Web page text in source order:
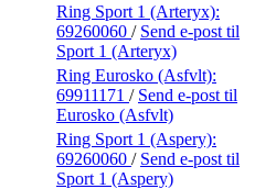
Ring Sport 1 (Arteryx):
69260060 / Send e-post til
Sport 1 (Arteryx)
Ring Eurosko (Asfvlt):
69911171 / Send e-post til
Eurosko (Asfvlt)
Ring Sport 1 (Aspery):
69260060 / Send e-post til
Sport 1 (Aspery)